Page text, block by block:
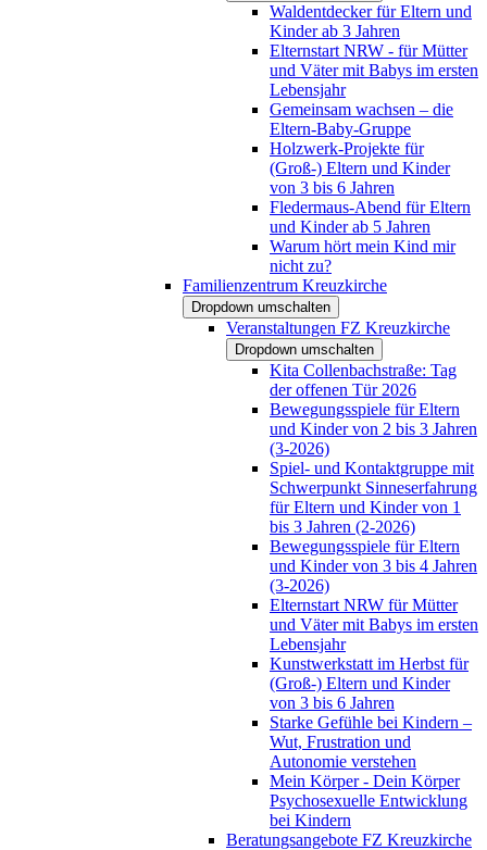
Waldentdecker für Eltern und
Kinder ab 3 Jahren
Elternstart NRW - für Mütter
und Väter mit Babys im ersten
Lebensjahr
Gemeinsam wachsen – die
Eltern-Baby-Gruppe
Holzwerk-Projekte für
(Groß-) Eltern und Kinder
von 3 bis 6 Jahren
Fledermaus-Abend für Eltern
und Kinder ab 5 Jahren
Warum hört mein Kind mir
nicht zu?
Familienzentrum Kreuzkirche
Dropdown umschalten
Veranstaltungen FZ Kreuzkirche
Dropdown umschalten
Kita Collenbachstraße: Tag
der offenen Tür 2026
Bewegungsspiele für Eltern
und Kinder von 2 bis 3 Jahren
(3-2026)
Spiel- und Kontaktgruppe mit
Schwerpunkt Sinneserfahrung
für Eltern und Kinder von 1
bis 3 Jahren (2-2026)
Bewegungsspiele für Eltern
und Kinder von 3 bis 4 Jahren
(3-2026)
Elternstart NRW für Mütter
und Väter mit Babys im ersten
Lebensjahr
Kunstwerkstatt im Herbst für
(Groß-) Eltern und Kinder
von 3 bis 6 Jahren
Starke Gefühle bei Kindern –
Wut, Frustration und
Autonomie verstehen
Mein Körper - Dein Körper
Psychosexuelle Entwicklung
bei Kindern
Beratungsangebote FZ Kreuzkirche